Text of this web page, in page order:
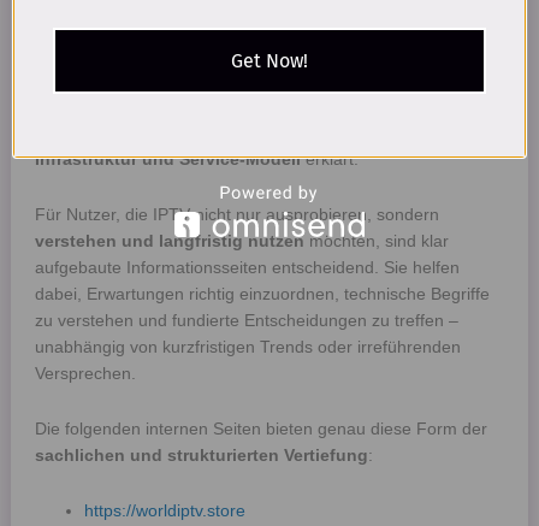
später auf eine zentrale Herausforderung: Viele Inhalte im
oberflächlich oder marketinggetrieben
Infrastruktur und Service-Modellerklärt.
Für Nutzer, die IPTV nicht nur ausprobieren, sondern
verstehen und langfristig nutzen möchten, sind klar
aufgebaute Informationsseiten entscheidend. Sie helfen
dabei, Erwartungen richtig einzuordnen, technische Begriffe
zu verstehen und fundierte Entscheidungen zu treffen –
unabhängig von kurzfristigen Trends oder irreführenden
Versprechen.
Die folgenden internen Seiten bieten genau diese Form der
sachlichen und strukturierten Vertiefung:
https://worldiptv.store
Get Now!